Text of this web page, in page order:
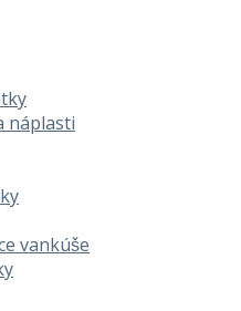
náplasti
vankúše